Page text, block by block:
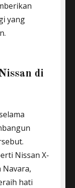
yang
di
Nissan X-
Navara,
hati